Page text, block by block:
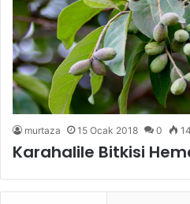
murtaza 15 Ocak 2018 0
Karahalile Bitkisi